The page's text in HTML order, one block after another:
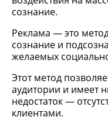
сознание.
Реклама — это
сознание и
желаемых
Этот метод
аудитории и имеет
недостаток —
клиентами.